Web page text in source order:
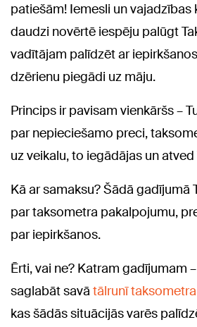
patiešām! Iemesli un vajadzības
daudzi novērtē iespēju palūgt
vadītājam palīdzēt ar
dzērienu piegādi uz māju.
Princips ir pavisam vienkāršs –
par nepieciešamo preci,
uz veikalu, to iegādājas un
Kā ar samaksu? Šādā gadījumā
par taksometra pakalpojumu,
par iepirkšanos.
Ērti, vai ne? Katram gadījumam
saglabāt savā tālrunī
kas šādās situācijās varēs